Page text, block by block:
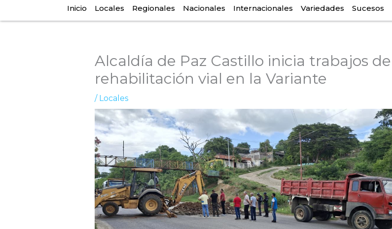
Inicio
Locales Regionales Nacionales Internacionales Variedades Sucesos
Alcaldía de Paz Castillo inicia trabajos de
rehabilitación vial en la Variante
/ Locales